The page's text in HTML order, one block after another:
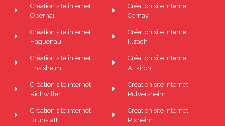
Création site internet
Obernai
Création site internet
Haguenau
Création site internet
Ensisheim
Création site internet
Richwiller
Création site internet
Brunstatt
Création site internet
Cernay
Création site internet
Illzach
Création site internet
Altkirch
Création site internet
Pulversheim
Création site internet
Rixheim